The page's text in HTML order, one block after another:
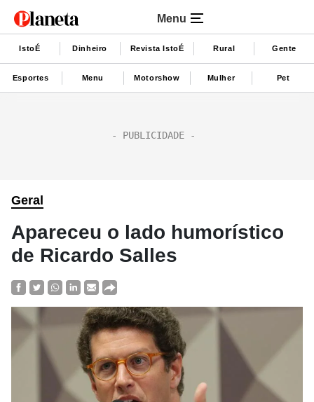
Menu
IstoÉ Dinheiro Revista IstoÉ Rural Gente
Esportes Menu Motorshow Mulher Pet
Geral
Apareceu o lado humorístico
de Ricardo Salles